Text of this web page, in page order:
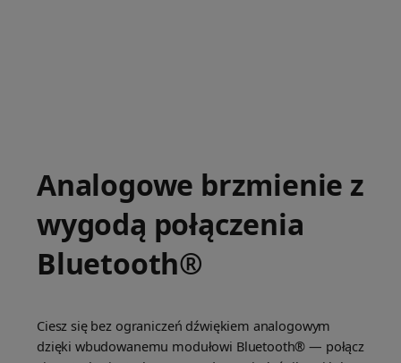
Analogowe brzmienie z
wygodą połączenia
Bluetooth®
Ciesz się bez ograniczeń dźwiękiem analogowym
dzięki wbudowanemu modułowi Bluetooth® — połącz